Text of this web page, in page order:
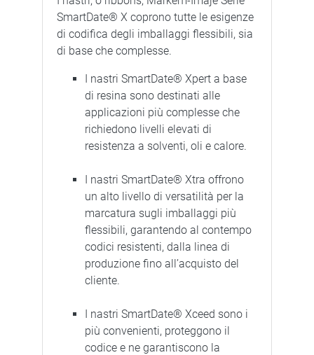
SmartDate® X coprono tutte le esigenze
di codifica degli imballaggi flessibili, sia
di base che complesse.
I nastri SmartDate® Xpert a base
di resina sono destinati alle
applicazioni più complesse che
richiedono livelli elevati di
resistenza a solventi, oli e calore.
I nastri SmartDate® Xtra offrono
un alto livello di versatilità per la
marcatura sugli imballaggi più
flessibili, garantendo al contempo
codici resistenti, dalla linea di
produzione fino all’acquisto del
cliente.
I nastri SmartDate® Xceed sono i
più convenienti, proteggono il
codice e ne garantiscono la